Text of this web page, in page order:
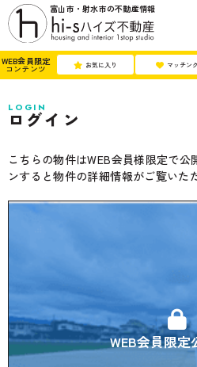
富山市・射水市の不動産情報
WEB会員限定
コンテンツ お気に入り マッチン
LOGIN
ログイン
こちらの物件はWEB会員様限定で公
ンすると物件の詳細情報がご覧いた
WEB会員限定